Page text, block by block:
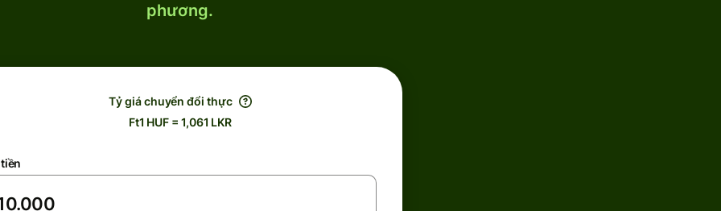
phương.
Tỷ giá chuyển đổi thực
Ft1 HUF = 1,061 LKR